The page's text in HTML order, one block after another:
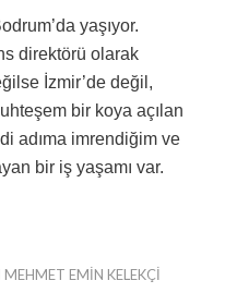
yaşıyor.
direktörü olarak
İzmir’de değil,
bir koya açılan
adıma imrendiğim ve
bir iş yaşamı var.
MEHMET EMIN KELEKÇI